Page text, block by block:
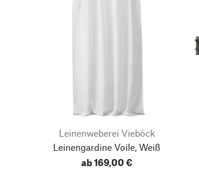
Leinenweberei Vieböck
Leinengardine Voile, Weiß
ab 169,00 €